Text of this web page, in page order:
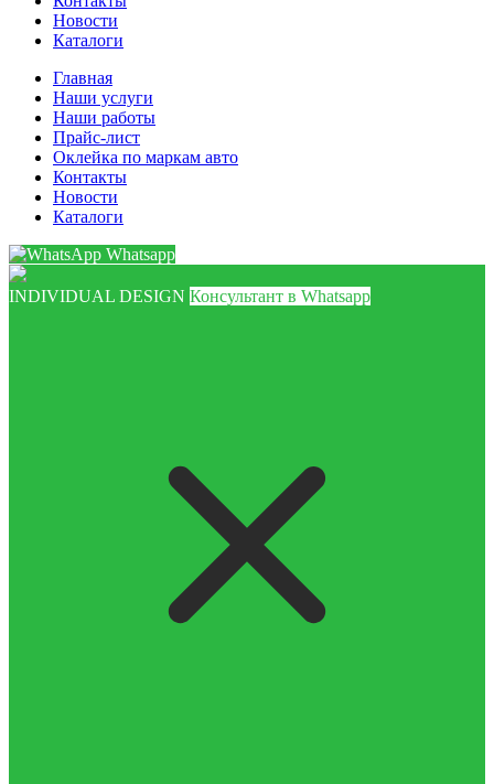
Новости
Каталоги
Главная
Наши услуги
Наши работы
Прайс-лист
Оклейка по маркам авто
Контакты
Новости
Каталоги
Whatsapp
INDIVIDUAL DESIGN Консультант в Whatsapp